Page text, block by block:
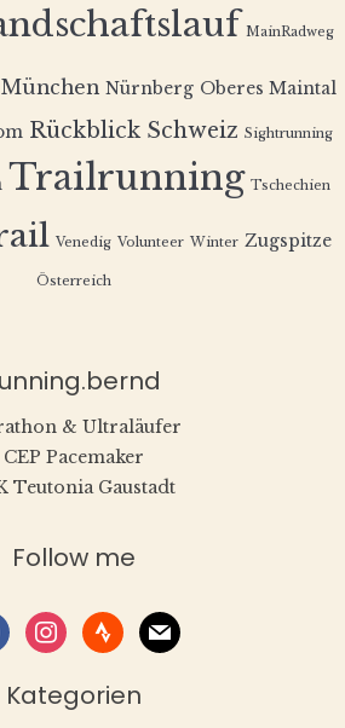
MainRadweg
München Nürnberg Oberes Maintal
Rückblick Schweiz Sightrunning
Trailrunning Tschechien
Venedig Volunteer Winter Zugspitze
Österreich
& Ultraläufer
CEP Pacemaker
Teutonia Gaustadt
Follow me
instagram
stravamail
Kategorien